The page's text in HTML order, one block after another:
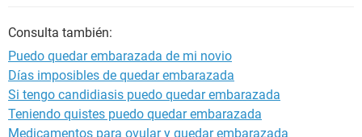
Consulta también:
Puedo quedar embarazada de mi novio
Días imposibles de quedar embarazada
Si tengo candidiasis puedo quedar embarazada
Teniendo quistes puedo quedar embarazada
Medicamentos para ovular y quedar embarazada